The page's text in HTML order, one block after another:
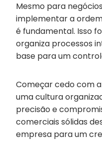
Mesmo para
implementar a
é fundamental. Isso
organiza processos
base para um
Começar cedo com
uma cultura
precisão e
comerciais sólidas
empresa para um